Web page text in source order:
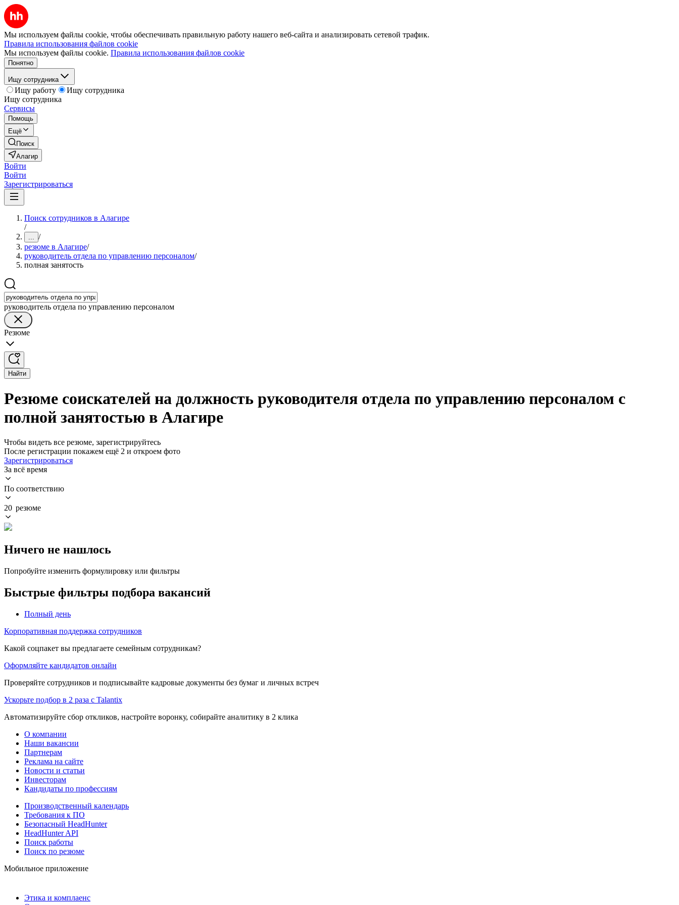
Мы используем файлы cookie, чтобы обеспечивать правильную работу нашего веб-сайта и анализировать сетевой трафик.
Правила использования файлов cookie
Мы используем файлы cookie. Правила использования файлов cookie
Понятно
Ищу сотрудника
Ищу работу
Ищу сотрудника
Ищу сотрудника
Сервисы
Помощь
Ещё
Поиск
Алагир
Войти
Войти
Зарегистрироваться
Поиск сотрудников в Алагире
/
... /
резюме в Алагире/
руководитель отдела по управлению персоналом/
полная занятость
руководитель отдела по управлению персоналом
Резюме
Найти
Резюме соискателей на должность руководителя отдела по управлению персоналом с
полной занятостью в Алагире
Чтобы видеть все резюме, зарегистрируйтесь
После регистрации покажем ещё 2 и откроем фото
Зарегистрироваться
За всё время
По соответствию
20 резюме
Ничего не нашлось
Попробуйте изменить формулировку или фильтры
Быстрые фильтры подбора вакансий
Полный день
Корпоративная поддержка сотрудников
Какой соцпакет вы предлагаете семейным сотрудникам?
Оформляйте кандидатов онлайн
Проверяйте сотрудников и подписывайте кадровые документы без бумаг и личных встреч
Ускорьте подбор в 2 раза с Talantix
Автоматизируйте сбор откликов, настройте воронку, собирайте аналитику в 2 клика
О компании
Наши вакансии
Партнерам
Реклама на сайте
Новости и статьи
Инвесторам
Кандидаты по профессиям
Производственный календарь
Требования к ПО
Безопасный HeadHunter
HeadHunter API
Поиск работы
Поиск по резюме
Мобильное приложение
Этика и комплаенс